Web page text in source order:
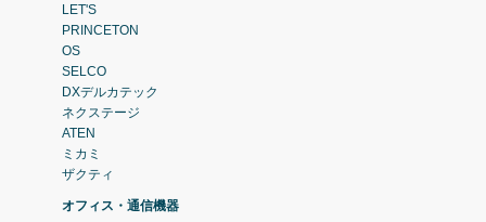
LET'S
PRINCETON
OS
SELCO
DXデルカテック
ネクステージ
ATEN
ミカミ
ザクティ
オフィス・通信機器